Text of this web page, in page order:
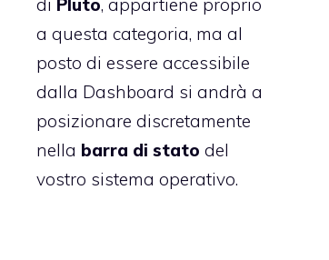
a questa categoria, ma al
posto di essere accessibile
dalla Dashboard si andrà a
posizionare discretamente
nella barra di stato del
vostro sistema operativo.